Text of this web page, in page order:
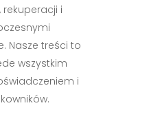
i
Nasze treści to
wszystkim
i